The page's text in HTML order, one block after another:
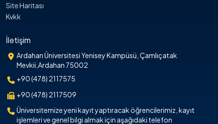
Site Haritası
Kvkk
İletişim
Ardahan Üniversitesi Yenisey Kampüsü, Çamlıçatak
Mevkii,Ardahan 75002
+90 (478) 2117575
+90 (478) 2117509
Üniversitemize yeni kayıt yaptıracak öğrencilerimiz, kayıt
işlemleri ve genel bilgi almak için aşağıdaki telefon